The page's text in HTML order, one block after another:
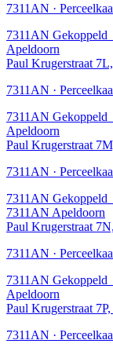
7311AN ·
7311AN Gekoppeld
Apeldoorn
Paul Krugerstraat
7311AN ·
7311AN Gekoppeld
Apeldoorn
Paul Krugerstraat
7311AN ·
7311AN Gekoppeld
7311AN Apeldoorn
Paul Krugerstraat
7311AN ·
7311AN Gekoppeld
Apeldoorn
Paul Krugerstraat
7311AN ·